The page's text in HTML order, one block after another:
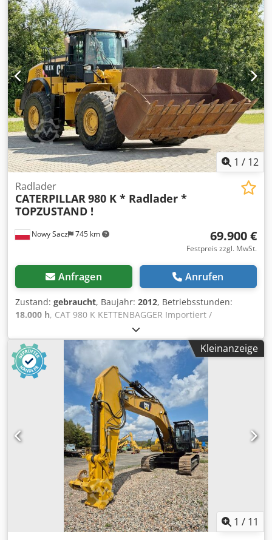
CATERPILLAR MH3040 UMSCHLAGBAGGER BAUJAHR 2022
NUR 295 DEMO STUNDEN !!! MAXIMALE REICHWEITE 15490
MM AUSLEGER MH 9,3 M (30'6") STICK 7,1 M (23'3") MAX
HÖHE 17510 mm MAX LAGERHÖHE 5445 mm MAX TIEFEN
5265 mm STANGENHÖHE DES JIB 12195 mm 4X
ABSTÜTZUNG ACHSEN FÜR SCHWERGEBRAUCH
HYDROSTATISCHES GETRIEBE CAT C7.1 MOTOR REIFEN
16.00-25 HYDRAULISCHE HOCHFAHRB KABINE KABINE
SCHUTZ AUTOMATISCHE KLIMATISIERUNG LCD-MONITOR
MIT BERÜHRUNGSBILDSCHIRM GEHÄRTETE P5A
WINDSCHUTZSCHEIBE KAMERA CE-ZERTIFIKAT FOLGEN SIE
UNS AUF INSTAGRAM: GEURTSTRUCKS WIR SPRECHEN
DEUTSCH HABLAMOS ESPANOL WE SPEAK ENGLISH
1 / 12
Nowy Sacz 745 km
Radlader
CATERPILLAR980 K * Radlader *
TOPZUSTAND !
69.900 €
Festpreis zzgl. MwSt.
Anfragen Anrufen
Zustand: gebraucht, Baujahr: 2012, Betriebsstunden:
18.000 h, CAT 980 K KETTENBAGGER Importiert /
UNFALLFREI IN SEHR GUTEM ZUSTAND! *
HERSTELLUNGSJAHR: 2012 * BETRIEBSSTUNDEN: 18.000
Std. AUSSTATTUNG: * Radio * KLIMAANLAGE * Joystick-
Steuerung * Hydraulikleitung für Schnellwechsler *
Hydraulikleitungen für Hammer/Greifer/Schere *
Rückfahrkamera TEL.: * KUBA – POLNISCH, ENGLISCH,
DEUTSCH, ITALIENISCH * SEBASTIAN – POLNISCH,
DEUTSCH, ITALIENISCH Cjdpfozi Iqgex Andsha * LASZLO –
UNGARISCH * COSTEL – RUMÄNISCH (Wir erledigen alle
Formalitäten für den Export, einschließlich der
erforderlichen Unterlagen) * RADEK – : 0031
Kleinanzeige
1 / 11